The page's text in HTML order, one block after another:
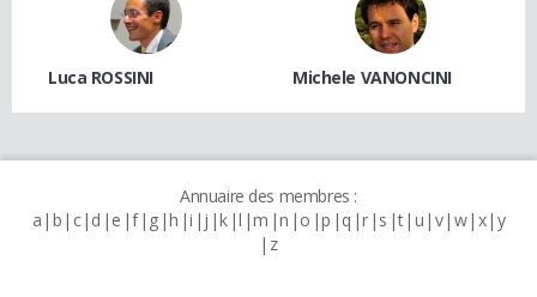
Luca ROSSINI Michele VANONCINI
Annuaire des membres :
a b c d e f g h i j k l m n o p q r s t u v w x y
z